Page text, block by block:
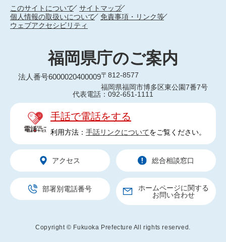
このサイトについて
サイトマップ
個人情報の取扱いについて
免責事項・リンク等
ウェブアクセシビリティ
福岡県庁のご案内
法人番号6000020400009〒812-8577
福岡県福岡市博多区東公園7番7号
代表電話：092-651-1111
手話で電話をする
利用方法： 手話リンクについてをご覧ください。
アクセス 総合相談窓口
部署別電話番号
ホームページに関する
お問い合わせ
Copyright © Fukuoka Prefecture All rights reserved.